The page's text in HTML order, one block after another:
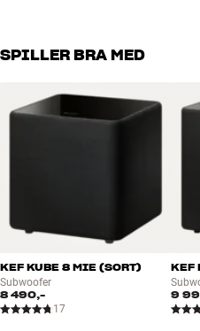
SPILLER BRA MED
KEF KUBE 8 MIE (SORT)
Subwoofer
8 490,-
17
KEF
9